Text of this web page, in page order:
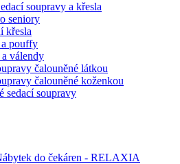
soupravy a křesla
seniory
křesla
pouffy
válendy
čalouněné látkou
čalouněné koženkou
sedací soupravy
do čekáren - RELAXIA